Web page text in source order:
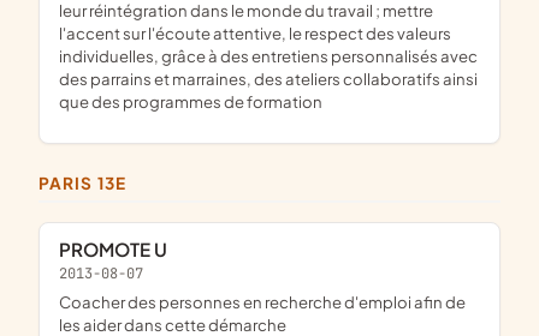
leur réintégration dans le monde du travail ; mettre
l'accent sur l'écoute attentive, le respect des valeurs
individuelles, grâce à des entretiens personnalisés avec
des parrains et marraines, des ateliers collaboratifs ainsi
que des programmes de formation
PARIS 13E
PROMOTE U
2013-08-07
coacher des personnes en recherche d'emploi afin de
les aider dans cette démarche